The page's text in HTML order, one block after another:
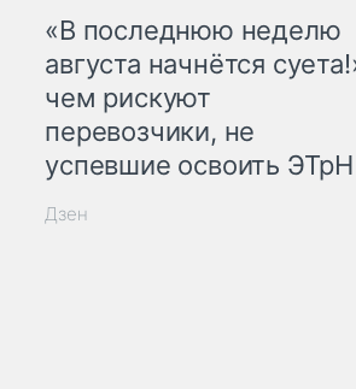
«В последнюю неделю
августа начнётся
чем рискуют
перевозчики, не
успевшие освоить ЭТрН
Дзен